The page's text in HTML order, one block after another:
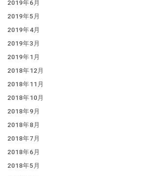
2019年6月
2019年5月
2019年4月
2019年3月
2019年1月
2018年12月
2018年11月
2018年10月
2018年9月
2018年8月
2018年7月
2018年6月
2018年5月